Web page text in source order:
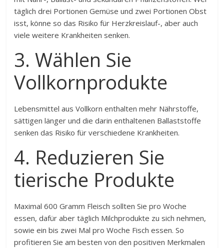
täglich drei Portionen Gemüse und zwei Portionen Obst
isst, könne so das Risiko für Herzkreislauf-, aber auch
viele weitere Krankheiten senken.
3. Wählen Sie
Vollkornprodukte
Lebensmittel aus Vollkorn enthalten mehr Nährstoffe,
sättigen länger und die darin enthaltenen Ballaststoffe
senken das Risiko für verschiedene Krankheiten.
4. Reduzieren Sie
tierische Produkte
Maximal 600 Gramm Fleisch sollten Sie pro Woche
essen, dafür aber täglich Milchprodukte zu sich nehmen,
sowie ein bis zwei Mal pro Woche Fisch essen. So
profitieren Sie am besten von den positiven Merkmalen